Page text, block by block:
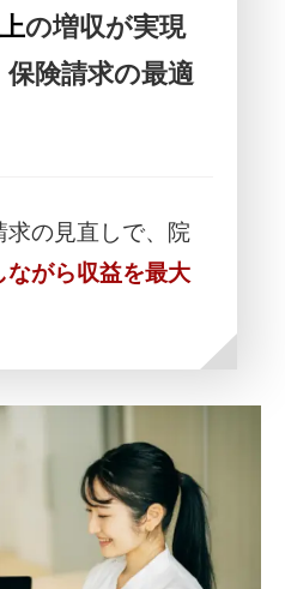
の増収が実現
険請求の最適
の見直しで、院
ながら収益を最大